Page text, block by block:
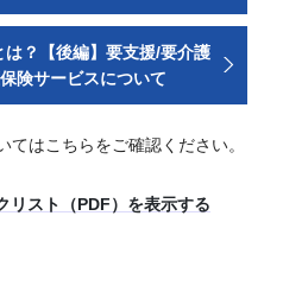
は？【後編】要支援/要介護
険サービスについて
はこちらをご確認ください。
リスト（PDF）を表示する